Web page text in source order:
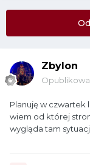
Zbylon
Planuję w czwartek
wiem od której
wygląda tam